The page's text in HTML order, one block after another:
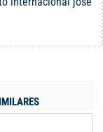
somer, hospital
un
11902383